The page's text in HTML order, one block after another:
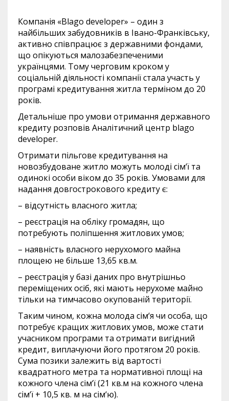
Компанія «Blago developer» – один з
найбільших забудовників в Івано-Франківську,
активно співпрацює з державними фондами,
що опікуються малозабезпеченими
українцями. Тому черговим кроком у
соціальній діяльності компанії стала участь у
програмі кредитування житла терміном до 20
років.
Детальніше про умови отримання державного
кредиту розповів Аналітичний центр blago
developer.
Отримати пільгове кредитування на
новозбудоване житло можуть молоді сім‘ї та
одинокі особи віком до 35 років. Умовами для
надання довгострокового кредиту є:
– відсутність власного житла;
– реєстрація на обліку громадян, що
потребують поліпшення житлових умов;
– наявність власного нерухомого майна
площею не більше 13,65 кв.м.
– реєстрація у базі даних про внутрішньо
переміщених осіб, які мають нерухоме майно
тільки на тимчасово окупованій території.
Таким чином, кожна молода сім‘я чи особа, що
потребує кращих житлових умов, може стати
учасником програми та отримати вигідний
кредит, виплачуючи його протягом 20 років.
Сума позики залежить від вартості
квадратного метра та нормативної площі на
кожного члена сім‘ї (21 кв.м на кожного члена
сім‘ї + 10,5 кв. м на сім‘ю).